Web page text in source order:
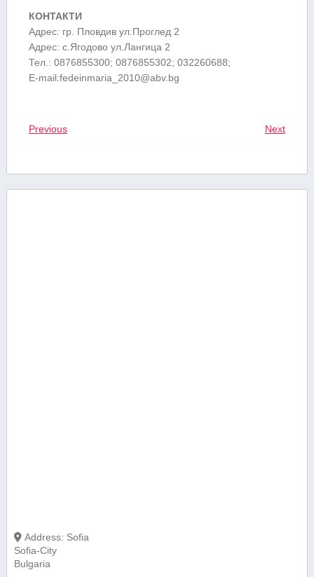
КОНТАКТИ
Адрес: гр. Пловдив ул.Проглед 2
Адрес: с.Ягодово ул.Лангица 2
Тел.: 0876855300; 0876855302; 032260688;
E-mail:fedeinmaria_2010@abv.bg
Previous Next
Address: Sofia
Sofia-City
Bulgaria